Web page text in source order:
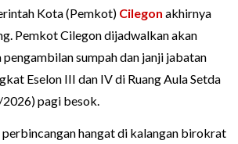
Kota (Pemkot) Cilegon akhirnya
Pemkot Cilegon dijadwalkan akan
sumpah dan janji jabatan
Eselon III dan IV di Ruang Aula Setda
pagi besok.
hangat di kalangan birokrat